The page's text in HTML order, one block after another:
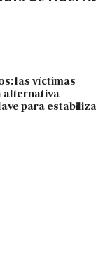
las víctimas
alternativa
para